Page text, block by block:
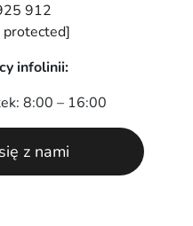
912
infolinii:
8:00 – 16:00
z nami